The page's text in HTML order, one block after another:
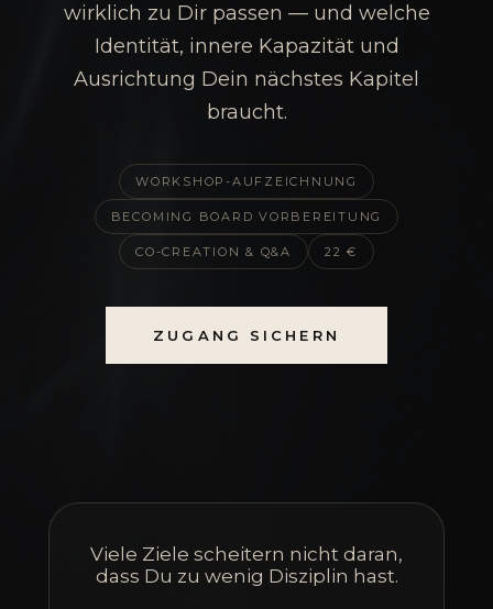
wirklich zu Dir passen — und welche
Identität, innere Kapazität und
Ausrichtung Dein nächstes Kapitel
braucht.
WORKSHOP-AUFZEICHNUNG
BECOMING BOARD VORBEREITUNG
CO-CREATION & Q&A 22 €
ZUGANG SICHERN
Viele Ziele scheitern nicht daran,
dass Du zu wenig Disziplin hast.